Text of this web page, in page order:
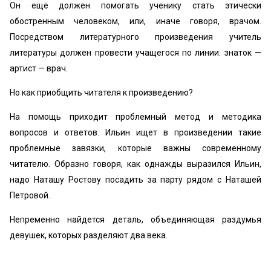
Он ещё должен помогать ученику стать этически
обостренным человеком, или, иначе говоря, врачом.
Посредством литературного произведения учитель
литературы должен провести учащегося по линии: знаток —
артист — врач.
Но как приобщить читателя к произведению?
На помощь приходит проблемный метод и методика
вопросов и ответов. Ильин ищет в произведении такие
проблемные завязки, которые важны современному
читателю. Образно говоря, как однажды выразился Ильин,
надо Наташу Ростову посадить за парту рядом с Наташей
Петровой.
Непременно найдется деталь, объединяющая раздумья
девушек, которых разделяют два века.